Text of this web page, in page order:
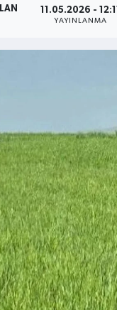
11.05.2026 - 12:11
YAYINLANMA